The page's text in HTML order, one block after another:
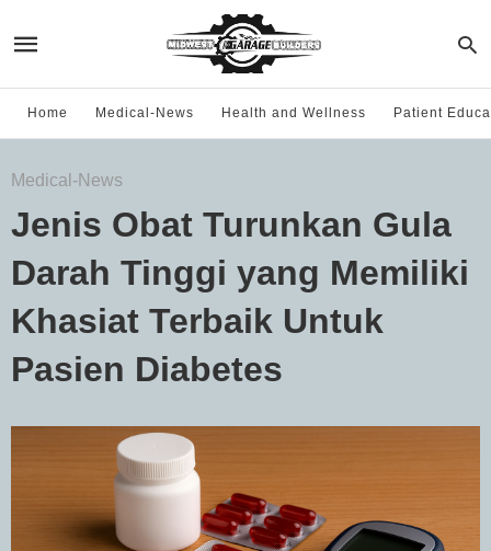
Home Medical-News Health and Wellness Patient
Medical-News
Jenis Obat Turunkan Gula
Darah Tinggi yang Memiliki
Khasiat Terbaik Untuk
Pasien Diabetes